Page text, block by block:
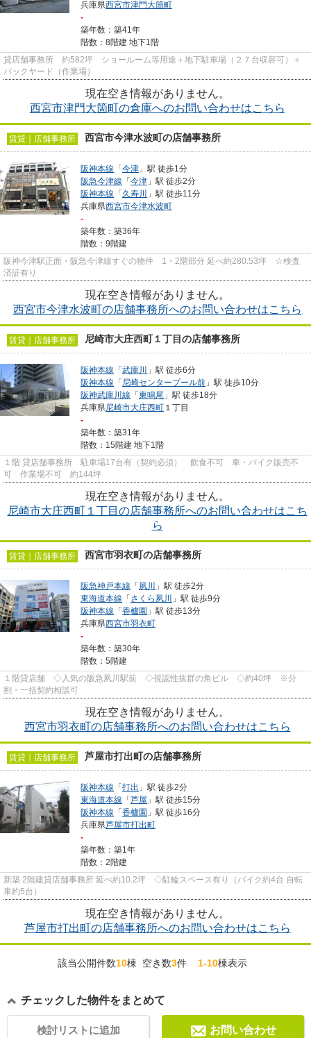
兵庫県西宮市津門大箇町
-
築年数：築41年
階数：8階建 地下1階
貸店舗事務所 約582坪 ショールーム等用途＋地下駐車場（２７台収容可）＋
バックヤード（作業場）
現在空き情報がありません。
西宮市津門大箇町の倉庫へのお問い合わせはこちら
賃貸｜店舗事務所 西宮市今津水波町の店舗事務所
阪神本線 「 今津 」駅 徒歩1分
阪急今津線 「 今津 」駅 徒歩2分
阪神本線 「 久寿川
」駅 徒歩11分
兵庫県西宮市今津水波町
-
築年数：築36年
階数：9階建
阪神今津駅正面・阪急今津線すぐの物件 1・2階部分 延べ約280.53坪 ☆検査
済証有り
現在空き情報がありません。
西宮市今津水波町の店舗事務所へのお問い合わせはこちら
賃貸｜店舗事務所 尼崎市大庄西町１丁目の店舗事務所
阪神本線 「 武庫川
」駅 徒歩6分
阪神本線 「 尼崎センタープール前 」駅 徒歩10分
阪神武庫川線 「 東鳴尾 」駅 徒歩18分
兵庫県尼崎市大庄西町 １丁目
-
築年数：築31年
階数：15階建 地下1階
１階 貸店舗事務所 駐車場17台有（契約必須） 飲食不可 車・バイク販売不
可 作業場不可 約144坪
現在空き情報がありません。
尼崎市大庄西町１丁目の店舗事務所へのお問い合わせはこち
ら
賃貸｜店舗事務所 西宮市羽衣町の店舗事務所
阪急神戸本線 「 夙川
」駅 徒歩2分
東海道本線 「 さくら夙川
」駅 徒歩9分
阪神本線 「 香櫨園 」駅 徒歩13分
兵庫県西宮市羽衣町
-
築年数：築30年
階数：5階建
１階貸店舗 ◇人気の阪急夙川駅前 ◇視認性抜群の角ビル ◇約40坪 ※分
割・一括契約相談可
現在空き情報がありません。
西宮市羽衣町の店舗事務所へのお問い合わせはこちら
賃貸｜店舗事務所 芦屋市打出町の店舗事務所
阪神本線 「 打出 」駅 徒歩2分
東海道本線 「 芦屋 」駅 徒歩15分
阪神本線 「 香櫨園 」駅 徒歩16分
兵庫県芦屋市打出町
-
築年数：築1年
階数：2階建
新築 2階建貸店舗事務所 延べ約10.2坪 ◇駐輪スペース有り（バイク約4台 自転
車約5台）
現在空き情報がありません。
芦屋市打出町の店舗事務所へのお問い合わせはこちら
該当公開件数10棟 空き数3件1-10棟表示
チェックした物件をまとめて
お問い合わせ
検討リストに追加